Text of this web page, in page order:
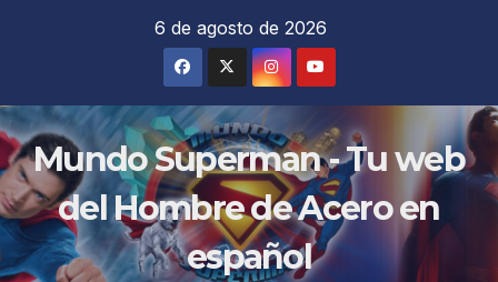
6 de agosto de 2026
Mundo Superman - Tu web
del Hombre de Acero en
español